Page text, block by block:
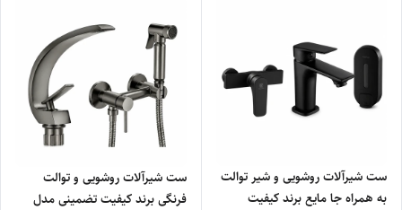
ست شیرآلات روشویی و شیر توالت
به همراه جا مایع برند کیفیت
ست شیرآلات روشویی و توالت
فرنگی برند کیفیت تضمینی مدل